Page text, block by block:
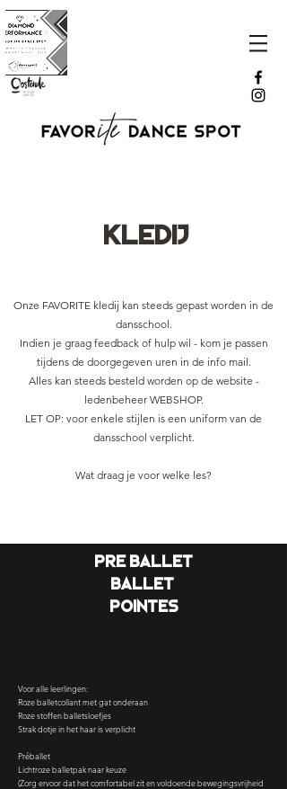
KLEDIJ
Onze FAVORITE kledij kan steeds gepast worden in de
dansschool.
Indien je graag feedback of hulp wil - kom je passen
tijdens de doorgegeven uren in de info mail.
Alles kan steeds besteld worden op de website -
ledenbeheer WEBSHOP.
LET OP: voor enkele stijlen is een uniform van de
dansschool verplicht.
Wat draag je voor welke les?
Pre ballet
Ballet
Pointes
Voor alle leerlingen:
Roze balletcollant met gat onderaan
Roze stoffen balletsloefjes
Strak dotje in het haar is verplicht
Préballet
Lichtroze balletpak naar keuze
(Zorg ervoor dat het comfortabel zit en voldoende bewegingsvrijheid